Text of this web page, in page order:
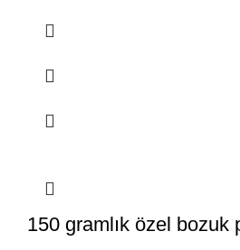
150 gramlık özel bozuk